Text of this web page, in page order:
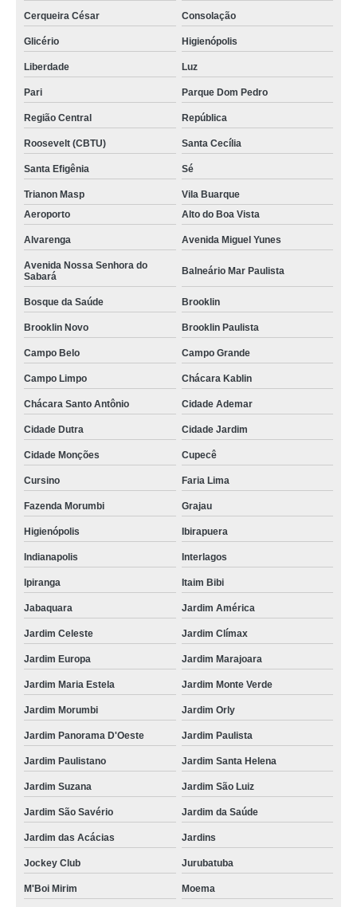
onde encontrar kit promocional festa salgados Zona Sul
onde encontrar kit promocional aniversário salgados Vila Morumbi
onde acho kit promocional salgados festa Jardim América
kit promocional salgados de festa orçar Jardim Adhemar de Barros
onde encontrar kit promocional salgados festa Sacomã
kits promocionais salgado festa Conjunto Residencial Butantã
onde acho kit promocional salgados para festa infantil Jaraguá
onde acho kit promocional salgados festa Jurubatuba
kit promocional festa salgados assados orçar Sumaré
kits promocionais de salgados para festa Campo Belo
onde encontrar kit promocional salgados cento Brooklin Paulista
onde encontrar kit promocional festa salgados Bela Vista
onde acho kit promocional salgados para festa Jardim Paulistano
kit promocional salgados para festa infantil Parque Dom Pedro
kits promocionais festa salgado assado Jardim Europa
kits promocionais de salgado para festa Cerqueira César
onde encontrar kit promocional de salgado para festa Planalto Paulista
kit promocional salgados cento Lapa
kit promocional salgados festa Vila Clementino
kits promocionais salgado festa infantil Instituto da Previdência
onde acho kit promocional salgados para festa infantil Luz
kit promocional de salgado para festa orçar Jardim Guedala
kit promocional de salgado para festa Brás
kit promocional festa salgados assados orçar Fazenda Morumbi
kit promocional salgados para festa Parque Fernanda
kit promocional de salgados para festa orçar Grajau
onde acho kit promocional de salgados para festa Vila Romana
kit promocional salgados de festa Zona oeste
kits promocionais salgado festa infantil Freguesia do Ó
Cerqueira César Consolação
Glicério Higienópolis
Liberdade Luz
Pari Parque Dom Pedro
Região Central República
Roosevelt (CBTU) Santa Cecília
Santa Efigênia Sé
Trianon Masp
Vila Buarque
Aeroporto
Alto do Boa Vista
Alvarenga Avenida Miguel Yunes
Avenida Nossa Senhora do
Sabará
Balneário Mar Paulista
Bosque da Saúde Brooklin
Brooklin Novo Brooklin Paulista
Campo Belo Campo Grande
Campo Limpo Chácara Kablin
Chácara Santo Antônio Cidade Ademar
Cidade Dutra Cidade Jardim
Cidade Monções Cupecê
Cursino Faria Lima
Fazenda Morumbi Grajau
Higienópolis Ibirapuera
Indianapolis Interlagos
Ipiranga Itaim Bibi
Jabaquara Jardim América
Jardim Celeste Jardim Clímax
Jardim Europa Jardim Marajoara
Jardim Maria Estela Jardim Monte Verde
Jardim Morumbi Jardim Orly
Jardim Panorama D'Oeste Jardim Paulista
Jardim Paulistano Jardim Santa Helena
Jardim Suzana Jardim São Luiz
Jardim São Savério Jardim da Saúde
Jardim das Acácias Jardins
Jockey Club Jurubatuba
M'Boi Mirim Moema